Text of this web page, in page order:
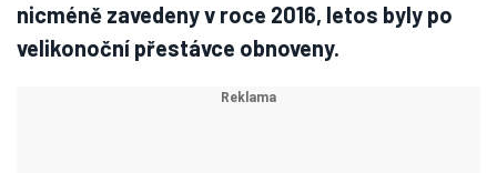
nicméně zavedeny v roce 2016, letos byly po
velikonoční přestávce obnoveny.